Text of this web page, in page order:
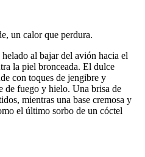
un calor que perdura.
al bajar del avión hacia el
la piel bronceada. El dulce
con toques de jengibre y
de fuego y hielo. Una brisa de
mientras una base cremosa y
el último sorbo de un cóctel